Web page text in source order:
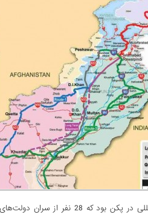
در ماه می 2017، چین میزبان